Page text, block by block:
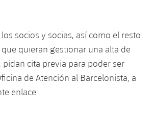
las amateurs
Secciones Amateurs
Rising
socios y socias, así como el resto
quieran gestionar una alta de
cita previa para poder ser
de Atención al Barcelonista, a
enlace: